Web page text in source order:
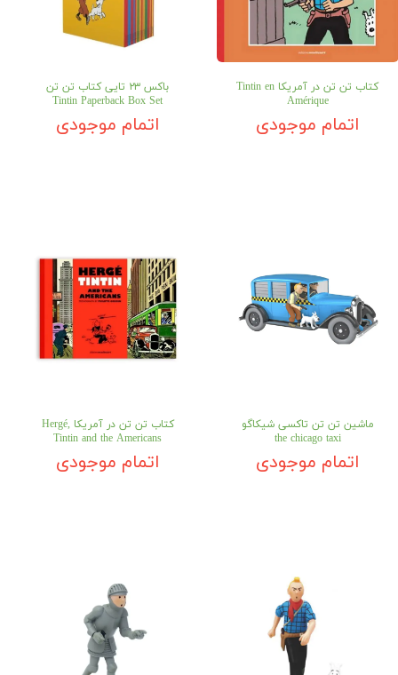
کتاب تن تن در آمریکا Tintin en
Amérique
اتمام موجودی
باکس ۲۳ تایی کتاب تن تن
Tintin Paperback Box Set
اتمام موجودی
ماشین تن تن تاکسی شیکاگو
the chicago taxi
اتمام موجودی
کتاب تن تن در آمریکا Hergé,
Tintin and the Americans
اتمام موجودی